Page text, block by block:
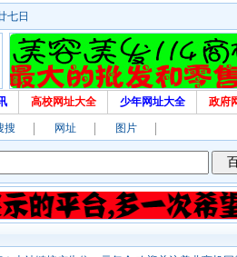
七日
高校网址大全 少年网址大全 政府
搜 网址 图片